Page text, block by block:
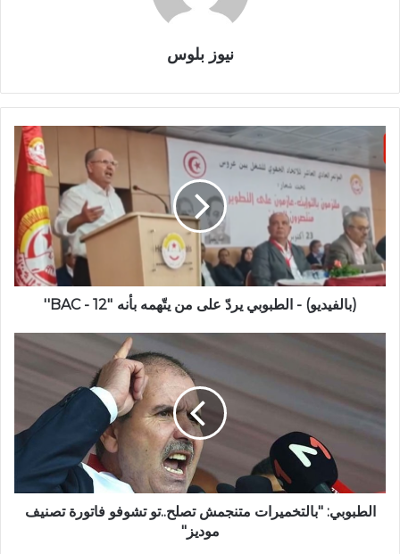
نيوز بلوس
(بالفيديو) - الطبوبي يردّ على من يتّهمه بأنه ''BAC - 12''
الطبوبي: "بالتخميرات متنجمش تصلح..تو تشوفو فاتورة تصنيف
موديز"